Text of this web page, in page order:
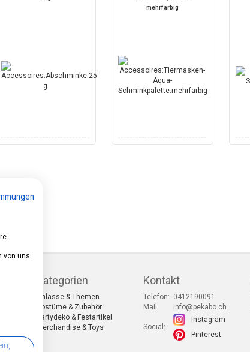
mehrfarbig
Kategorien
Anlässe & Themen
Kostüme & Zubehör
Partydeko & Festartikel
Merchandise & Toys
Kontakt
Telefon: 0412190091
Mail:
info@pekabo.ch
Social:
Instagram
Pinterest
von uns